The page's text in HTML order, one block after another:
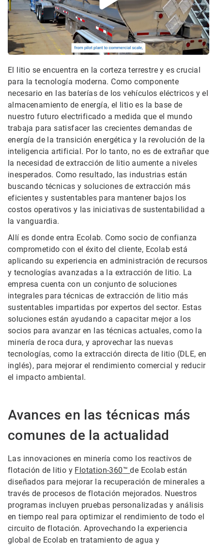
El litio se encuentra en la corteza terrestre y es crucial
para la tecnología moderna. Como componente
necesario en las baterías de los vehículos eléctricos y el
almacenamiento de energía, el litio es la base de
nuestro futuro electrificado a medida que el mundo
trabaja para satisfacer las crecientes demandas de
energía de la transición energética y la revolución de la
inteligencia artificial. Por lo tanto, no es de extrañar que
la necesidad de extracción de litio aumente a niveles
inesperados. Como resultado, las industrias están
buscando técnicas y soluciones de extracción más
eficientes y sustentables para mantener bajos los
costos operativos y las iniciativas de sustentabilidad a
la vanguardia.
Allí es donde entra Ecolab. Como socio de confianza
comprometido con el éxito del cliente, Ecolab está
aplicando su experiencia en administración de recursos
y tecnologías avanzadas a la extracción de litio. La
empresa cuenta con un conjunto de soluciones
integrales para técnicas de extracción de litio más
sustentables impartidas por expertos del sector. Estas
soluciones están ayudando a capacitar mejor a los
socios para avanzar en las técnicas actuales, como la
minería de roca dura, y aprovechar las nuevas
tecnologías, como la extracción directa de litio (DLE, en
inglés), para mejorar el rendimiento comercial y reducir
el impacto ambiental.
Avances en las técnicas más
comunes de la actualidad
Las innovaciones en minería como los reactivos de
flotación de litio y Flotation-360™ de Ecolab están
diseñados para mejorar la recuperación de minerales a
través de procesos de flotación mejorados. Nuestros
programas incluyen pruebas personalizadas y análisis
en tiempo real para optimizar el rendimiento de todo el
circuito de flotación. Aprovechando la experiencia
global de Ecolab en tratamiento de agua y